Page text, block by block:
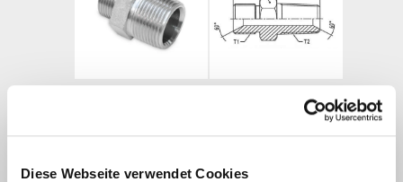
Diese Webseite verwendet Cookies